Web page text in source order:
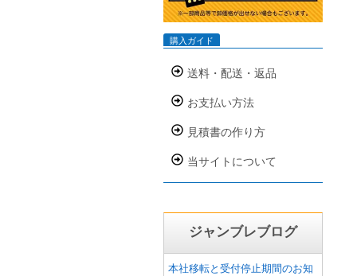
購入ガイド
送料・配送・返品
お支払い方法
見積書の作り方
当サイトについて
ジャンブレブログ
本社移転と受付停止期間のお知